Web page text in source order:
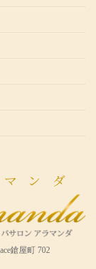
鎗屋町 702